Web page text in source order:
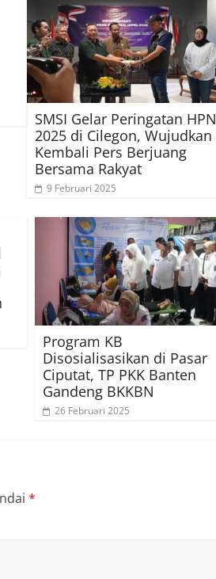
SMSI Gelar Peringatan HPN
2025 di Cilegon, Wujudkan
Kembali Pers Berjuang
Bersama Rakyat
9 Februari 2025
Program KB
Disosialisasikan di Pasar
Ciputat, TP PKK Banten
Gandeng BKKBN
26 Februari 2025
*